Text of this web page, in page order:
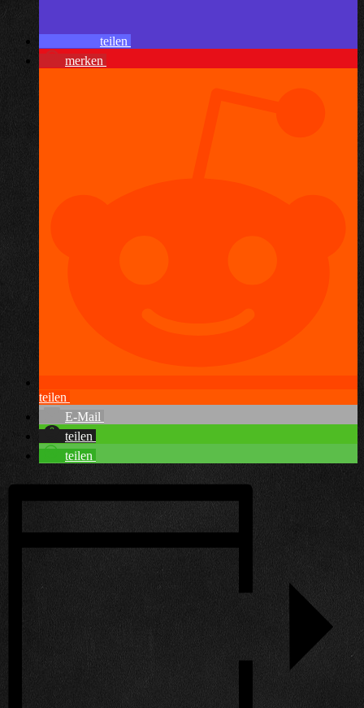
teilen
merken
teilen
E-Mail
teilen
teilen